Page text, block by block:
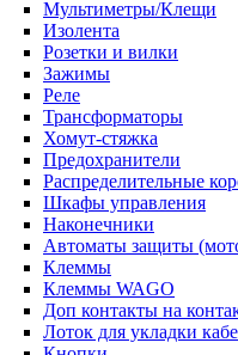
Мультиметры/Клещи
Изолента
Розетки и вилки
Зажимы
Реле
Трансформаторы
Хомут-стяжка
Предохранители
Распределительные
Шкафы управления
Наконечники
Автоматы защиты
Клеммы
Клеммы WAGO
Доп контакты на
Лоток для укладки